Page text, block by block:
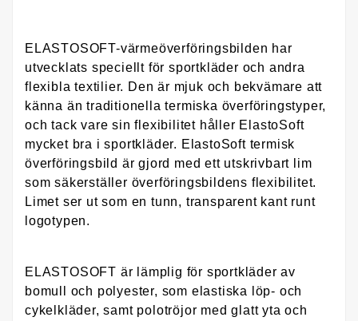
ELASTOSOFT-värmeöverföringsbilden har
utvecklats speciellt för sportkläder och andra
flexibla textilier. Den är mjuk och bekvämare att
känna än traditionella termiska överföringstyper,
och tack vare sin flexibilitet håller ElastoSoft
mycket bra i sportkläder. ElastoSoft termisk
överföringsbild är gjord med ett utskrivbart lim
som säkerställer överföringsbildens flexibilitet.
Limet ser ut som en tunn, transparent kant runt
logotypen.
ELASTOSOFT är lämplig för sportkläder av
bomull och polyester, som elastiska löp- och
cykelkläder, samt polotröjor med glatt yta och